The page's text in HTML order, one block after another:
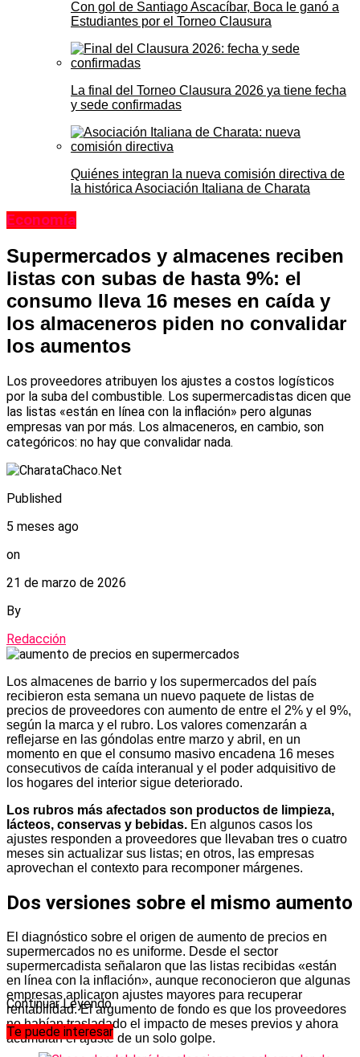
Con gol de Santiago Ascacíbar, Boca le ganó a
Estudiantes por el Torneo Clausura
La final del Torneo Clausura 2026 ya tiene fecha
y sede confirmadas
Quiénes integran la nueva comisión directiva de
la histórica Asociación Italiana de Charata
Economía
Supermercados y almacenes reciben
listas con subas de hasta 9%: el
consumo lleva 16 meses en caída y
los almaceneros piden no convalidar
los aumentos
Los proveedores atribuyen los ajustes a costos logísticos
por la suba del combustible. Los supermercadistas dicen que
las listas «están en línea con la inflación» pero algunas
empresas van por más. Los almaceneros, en cambio, son
categóricos: no hay que convalidar nada.
Published
5 meses ago
on
21 de marzo de 2026
By
Redacción
Los almacenes de barrio y los supermercados del país
recibieron esta semana un nuevo paquete de listas de
precios de proveedores con aumento de entre el 2% y el 9%,
según la marca y el rubro. Los valores comenzarán a
reflejarse en las góndolas entre marzo y abril, en un
momento en que el consumo masivo encadena 16 meses
consecutivos de caída interanual y el poder adquisitivo de
los hogares del interior sigue deteriorado.
Los rubros más afectados son productos de limpieza,
lácteos, conservas y bebidas. En algunos casos los
ajustes responden a proveedores que llevaban tres o cuatro
meses sin actualizar sus listas; en otros, las empresas
aprovechan el contexto para recomponer márgenes.
Dos versiones sobre el mismo aumento
El diagnóstico sobre el origen de aumento de precios en
supermercados no es uniforme. Desde el sector
supermercadista señalaron que las listas recibidas «están
en línea con la inflación», aunque reconocieron que algunas
empresas aplicaron ajustes mayores para recuperar
rentabilidad. El argumento de fondo es que los proveedores
no habían trasladado el impacto de meses previos y ahora
acumulan el ajuste de un solo golpe.
Continuar Leyendo
Te puede interesar